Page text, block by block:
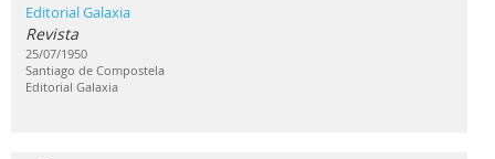
Editorial Galaxia
Revista
25/07/1950
Santiago de Compostela
Editorial Galaxia